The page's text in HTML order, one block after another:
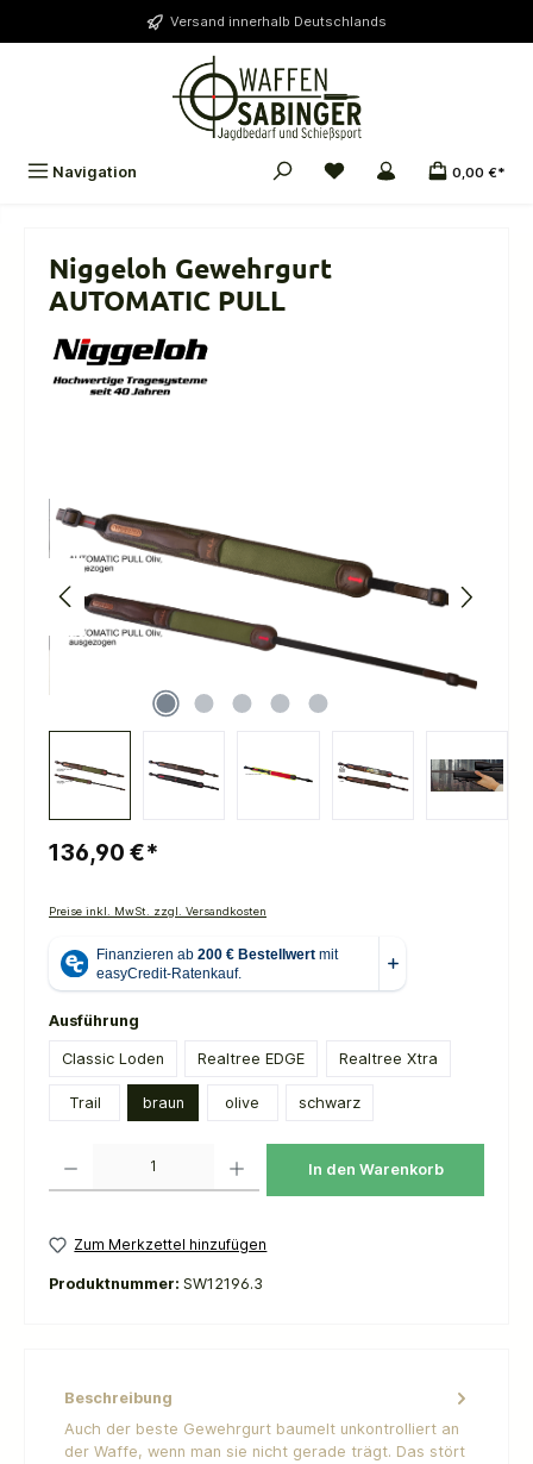
Versand innerhalb Deutschlands
Navigation 0,00 €*
Niggeloh Gewehrgurt
AUTOMATIC PULL
136,90 €*
Preise inkl. MwSt. zzgl. Versandkosten
Ausführung
Classic Loden Realtree EDGE Realtree Xtra
Trail braun olive schwarz
In den Warenkorb
Zum Merkzettel hinzufügen
Produktnummer: SW12196.3
Beschreibung
Auch der beste Gewehrgurt baumelt unkontrolliert an
der Waffe, wenn man sie nicht gerade trägt. Das stört